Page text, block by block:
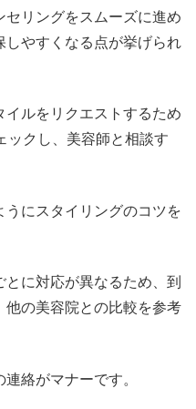
リングをスムーズに進め
しやすくなる点が挙げられ
イルをリクエストするため
ックし、美容師と相談す
にスタイリングのコツを
に対応が異なるため、到
の美容院との比較を参考
絡がマナーです。